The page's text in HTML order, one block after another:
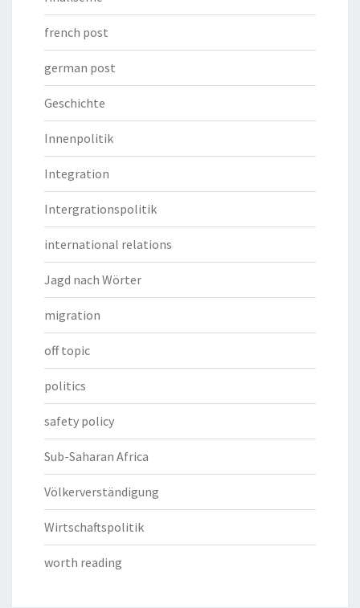
french post
german post
Geschichte
Innenpolitik
Integration
Intergrationspolitik
international relations
Jagd nach Wörter
migration
off topic
politics
safety policy
Sub-Saharan Africa
Völkerverständigung
Wirtschaftspolitik
worth reading